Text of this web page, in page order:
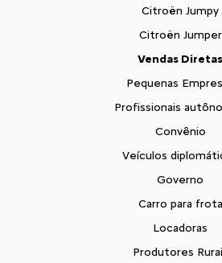
Citroën Jumpy
Citroën Jumper
Vendas Diretas
Pequenas
Profissionais
Convênio
Veículos
Governo
Carro para frota
Locadoras
Produtores